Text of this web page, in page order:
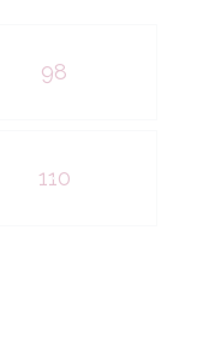
98
110